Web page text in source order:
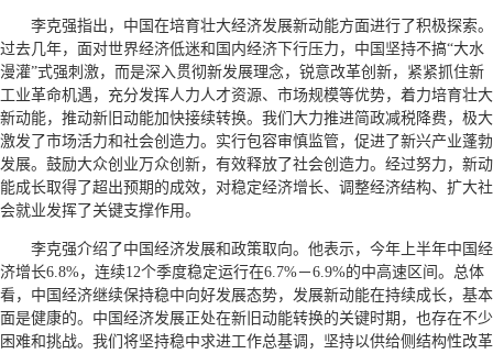
李克强指出，中国在培育壮大经济发展新动能方面进行了积极探索。
过去几年，面对世界经济低迷和国内经济下行压力，中国坚持不搞“大水
漫灌”式强刺激，而是深入贯彻新发展理念，锐意改革创新，紧紧抓住新
工业革命机遇，充分发挥人力人才资源、市场规模等优势，着力培育壮大
新动能，推动新旧动能加快接续转换。我们大力推进简政减税降费，极大
激发了市场活力和社会创造力。实行包容审慎监管，促进了新兴产业蓬勃
发展。鼓励大众创业万众创新，有效释放了社会创造力。经过努力，新动
能成长取得了超出预期的成效，对稳定经济增长、调整经济结构、扩大社
会就业发挥了关键支撑作用。
李克强介绍了中国经济发展和政策取向。他表示，今年上半年中国经
济增长6.8%，连续12个季度稳定运行在6.7%－6.9%的中高速区间。总体
看，中国经济继续保持稳中向好发展态势，发展新动能在持续成长，基本
面是健康的。中国经济发展正处在新旧动能转换的关键时期，也存在不少
困难和挑战。我们将坚持稳中求进工作总基调，坚持以供给侧结构性改革